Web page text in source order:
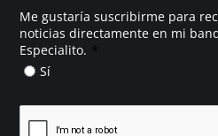
Me gustaría suscribirme para
noticias directamente en mi
Especialito. *
Sí